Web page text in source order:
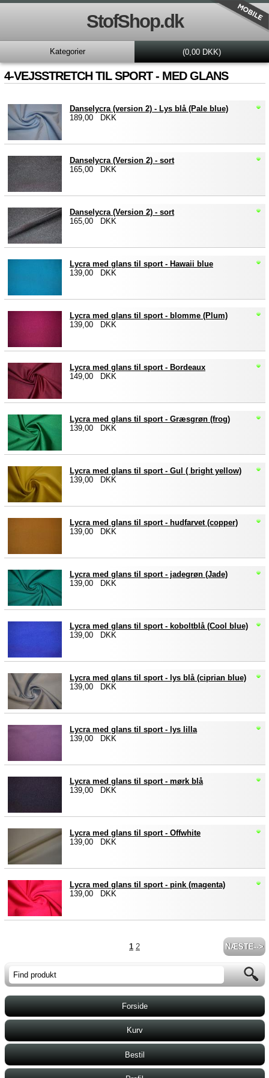
StofShop.dk
Kategorier (0,00 DKK)
4-VEJSSTRETCH TIL SPORT - MED GLANS
Danselycra (version 2) - Lys blå (Pale blue)
189,00 DKK
Danselycra (Version 2) - sort
165,00 DKK
Danselycra (Version 2) - sort
165,00 DKK
Lycra med glans til sport - Hawaii blue
139,00 DKK
Lycra med glans til sport - blomme (Plum)
139,00 DKK
Lycra med glans til sport - Bordeaux
149,00 DKK
Lycra med glans til sport - Græsgrøn (frog)
139,00 DKK
Lycra med glans til sport - Gul ( bright yellow)
139,00 DKK
Lycra med glans til sport - hudfarvet (copper)
139,00 DKK
Lycra med glans til sport - jadegrøn (Jade)
139,00 DKK
Lycra med glans til sport - koboltblå (Cool blue)
139,00 DKK
Lycra med glans til sport - lys blå (ciprian blue)
139,00 DKK
Lycra med glans til sport - lys lilla
139,00 DKK
Lycra med glans til sport - mørk blå
139,00 DKK
Lycra med glans til sport - Offwhite
139,00 DKK
Lycra med glans til sport - pink (magenta)
139,00 DKK
1 2 NÆSTE-->
Forside
Kurv
Bestil